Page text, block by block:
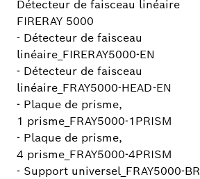
Détecteur de faisceau linéaire
FIRERAY 5000
- Détecteur de faisceau
linéaire_FIRERAY5000-EN
- Détecteur de faisceau
linéaire_FRAY5000-HEAD-EN
- Plaque de prisme,
1 prisme_FRAY5000-1PRISM
- Plaque de prisme,
4 prisme_FRAY5000-4PRISM
- Support universel_FRAY5000-BR